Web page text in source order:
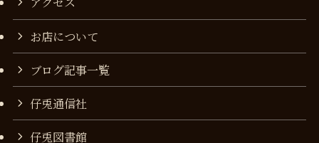
お店について
ブログ記事一覧
仔兎通信社
仔兎図書館